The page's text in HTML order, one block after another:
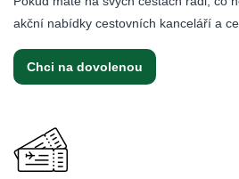
akční nabídky cestovních kanceláří a
Chci na dovolenou